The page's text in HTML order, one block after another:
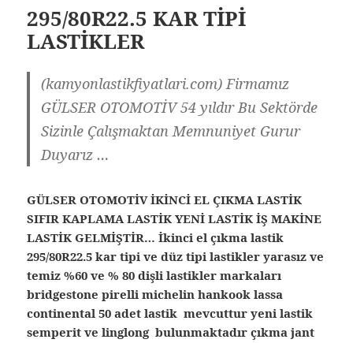
295/80R22.5 KAR TİPİ
LASTİKLER
(kamyonlastikfiyatlari.com) Firmamız
GÜLSER OTOMOTİV 54 yıldır Bu Sektörde
Sizinle Çalışmaktan Memnuniyet Gurur
Duyarız …
GÜLSER OTOMOTİV İKİNCİ EL ÇIKMA LASTİK
SIFIR KAPLAMA LASTİK YENİ LASTİK İŞ MAKİNE
LASTİK GELMİŞTİR… İkinci el çıkma lastik
295/80R22.5 kar tipi ve düz tipi lastikler yarasız ve
temiz %60 ve % 80 dişli lastikler markaları
bridgestone pirelli michelin hankook lassa
continental 50 adet lastik mevcuttur yeni lastik
semperit ve linglong bulunmaktadır çıkma jant